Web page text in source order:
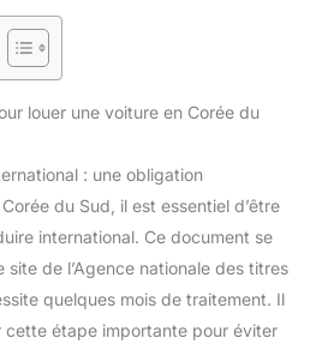
louer une voiture en Corée du
: une obligation
du Sud, il est essentiel d’être
international. Ce document se
site de l’Agence nationale des titres
quelques mois de traitement. Il
cette étape importante pour éviter